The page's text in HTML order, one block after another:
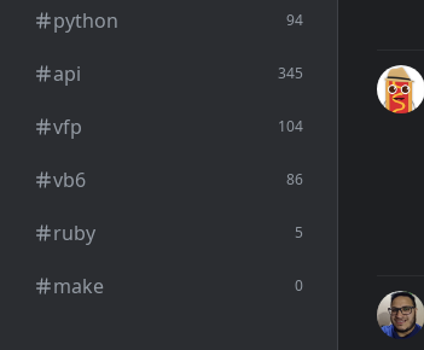
python 94
api 345
vfp 104
vb6 86
ruby 5
make 0